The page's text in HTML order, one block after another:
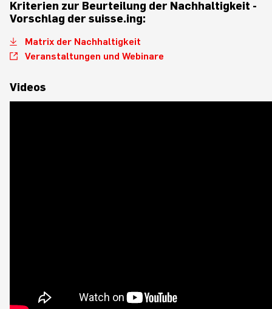
Kriterien zur Beurteilung der Nachhaltigkeit -
Vorschlag der suisse.ing:
Matrix der Nachhaltigkeit
Veranstaltungen und Webinare
Videos